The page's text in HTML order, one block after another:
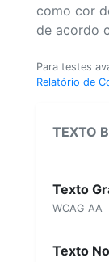
como cor
de acordo
Para testes
Relatório de
TEXTO
Texto
WCAG AA
Texto